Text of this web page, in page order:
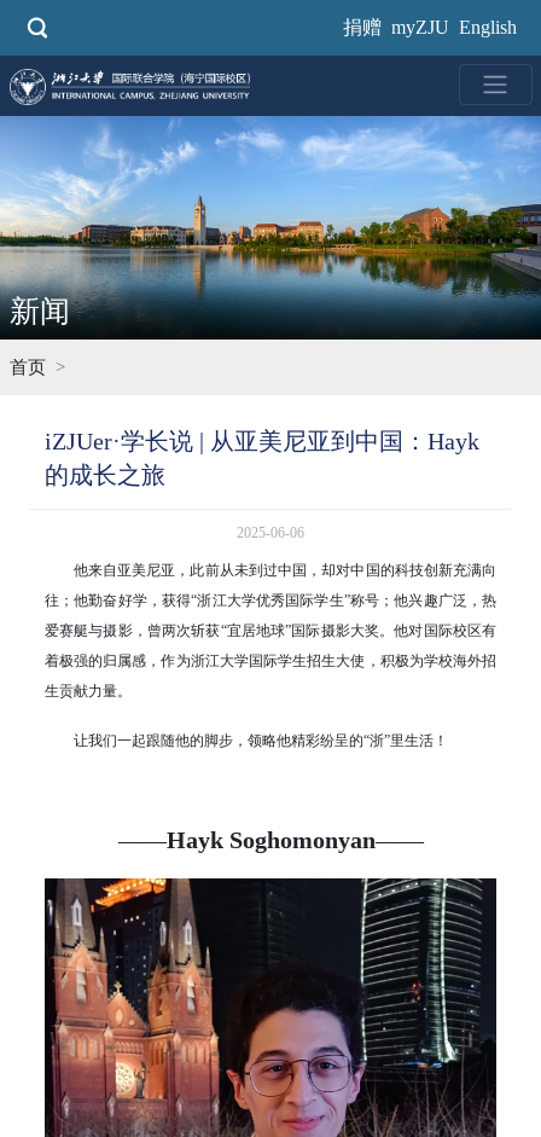
要
捐赠 myZJU English
新闻
首页
iZJUer·学长说 | 从亚美尼亚到中国：Hayk
的成长之旅
2025-06-06
他来自亚美尼亚，此前从未到过中国，却对中国的科技创新充满向
往；他勤奋好学，获得“浙江大学优秀国际学生”称号；他兴趣广泛，热
爱赛艇与摄影，曾两次斩获“宜居地球”国际摄影大奖。他对国际校区有
着极强的归属感，作为浙江大学国际学生招生大使，积极为学校海外招
生贡献力量。
让我们一起跟随他的脚步，领略他精彩纷呈的“浙”里生活！
——Hayk Soghomonyan——